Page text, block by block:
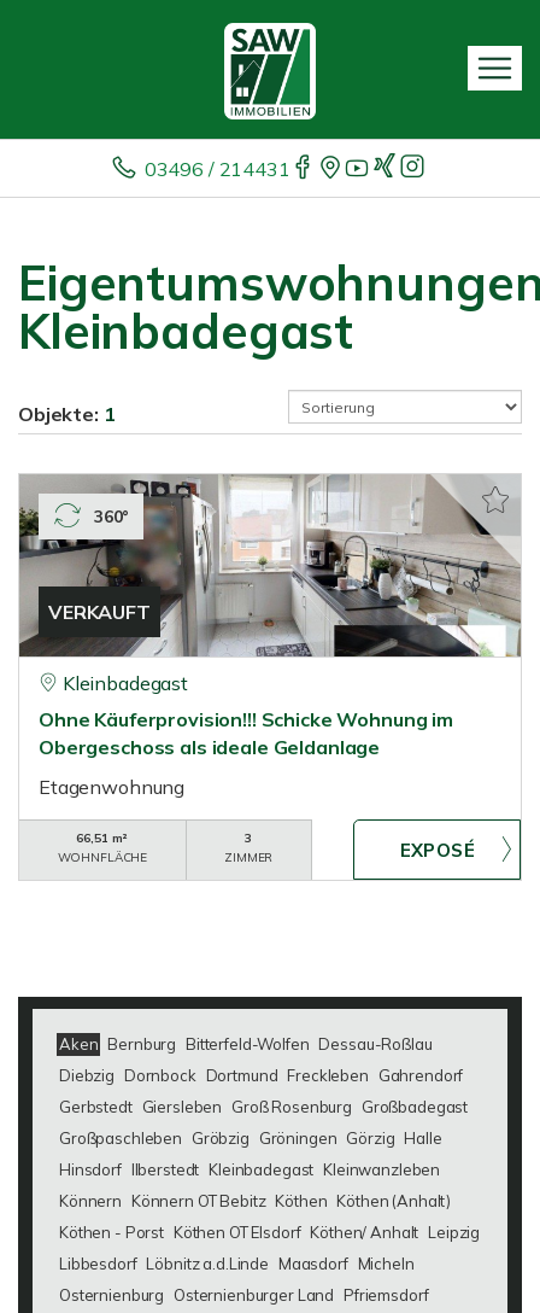
03496 / 214431
Kleinbadegast
Objekte: 1
VERKAUFT
360°
Kleinbadegast
Ohne Käuferprovision!!! Schicke Wohnung im
Obergeschoss als ideale Geldanlage
Etagenwohnung
66,51 m²
WOHNFLÄCHE
3
ZIMMER
Aken Bernburg Bitterfeld-Wolfen Dessau-Roßlau
Diebzig
Dornbock Dortmund Freckleben
Gahrendorf
Gerbstedt Giersleben Groß Rosenburg
Großbadegast
Großpaschleben
Gröbzig Gröningen Görzig Halle
Hinsdorf Ilberstedt Kleinbadegast Kleinwanzleben
Könnern
Könnern OT Bebitz Köthen Köthen (Anhalt)
Köthen - Porst Köthen OT Elsdorf Köthen/ Anhalt Leipzig
Libbesdorf Löbnitz a.d.Linde Maasdorf Micheln
Osternienburg
Osternienburger Land
Pfriemsdorf